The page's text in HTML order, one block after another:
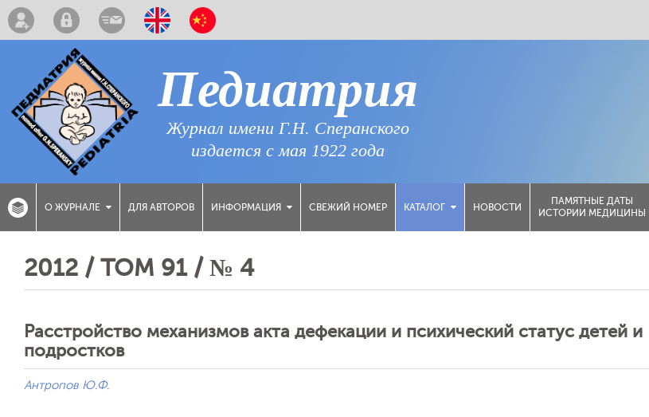
Педиатрия
Журнал имени Г.Н. Сперанского
издается с мая 1922 года
О ЖУРНАЛЕ ДЛЯ АВТОРОВ ИНФОРМАЦИЯ СВЕЖИЙ НОМЕР КАТАЛОГ НОВОСТИ
ПАМЯТНЫЕ ДАТЫ
ИСТОРИИ МЕДИЦИНЫ
2012 / ТОМ 91 / № 4
Расстройство механизмов акта дефекации и психический статус детей и
подростков
Антропов Ю.Ф.